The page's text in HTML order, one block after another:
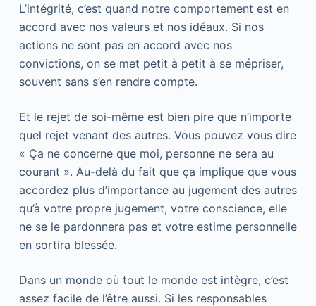
L’intégrité, c’est quand notre comportement est en
accord avec nos valeurs et nos idéaux. Si nos
actions ne sont pas en accord avec nos
convictions, on se met petit à petit à se mépriser,
souvent sans s’en rendre compte.
Et le rejet de soi-même est bien pire que n’importe
quel rejet venant des autres. Vous pouvez vous dire
« Ça ne concerne que moi, personne ne sera au
courant ». Au-delà du fait que ça implique que vous
accordez plus d’importance au jugement des autres
qu’à votre propre jugement, votre conscience, elle
ne se le pardonnera pas et votre estime personnelle
en sortira blessée.
Dans un monde où tout le monde est intègre, c’est
assez facile de l’être aussi. Si les responsables